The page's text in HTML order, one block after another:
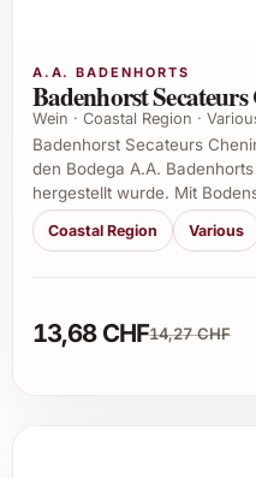
A.A. BADENHORTS
Badenhorst
Wein · Coastal Region ·
Badenhorst Secateurs
den Bodega A.A.
hergestellt wurde. Mit
Coastal Region Various
13,68 CHF14,27 CHF